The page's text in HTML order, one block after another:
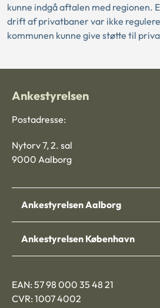
kunne indgå aftalen med regionen.
drift af privatbaner var ikke
kommunen kunne give støtte til
Ankestyrelsen
Postadresse:
Nytorv 7, 2. sal
9000 Aalborg
Ankestyrelsen Aalborg
Ankestyrelsen København
EAN: 57 98 000 35 48 21
CVR: 1007 4002